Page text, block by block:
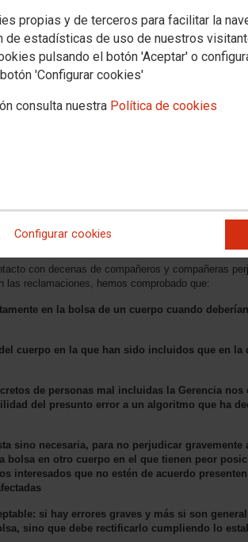
propias y de terceros para facilitar la
de estadísticas de uso de nuestros
pulsando el botón 'Aceptar' o
'Configurar cookies'
consulta nuestra Política de cookies
Configurar cookies
con decenas de compañeros y compañeras
las reclamaciones, hemos comprobado que:
en la bolsa de un cuerpo cuando
cuerpo en la que han sido incluidos que en la
de personas mal incluidas la Gerencia nos
del presunto error a un algoritmo que ha
sino necesaria, para no perjudicar gravemente
bolsa en otro cuerpo en el que tienen peor
interesados que no estén de acuerdo
si hay errores graves y más si son
sino que debe rectificarlo cumpliendo lo